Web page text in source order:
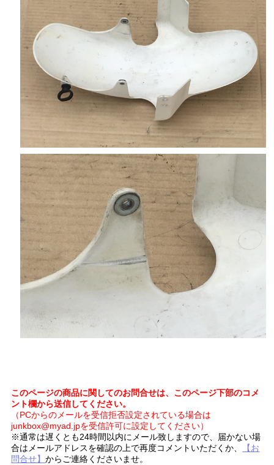
このページの商品に関してのお問合せは、このページ下部のコメ
ント欄から送信してください。
（PCからのメールを受信拒否設定されている場合は
junkbox@myad.jpを受信許可に設定してください）
※通常は遅くとも24時間以内にメール致しますので、届かない場
合はメールアドレスを確認の上で再度コメントいただくか、
【お
問合せ】からご連絡くださいませ。